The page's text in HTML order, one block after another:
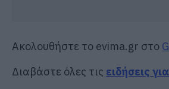
Ακολουθήστε το evima.gr στο
Διαβάστε όλες τις ειδήσεις